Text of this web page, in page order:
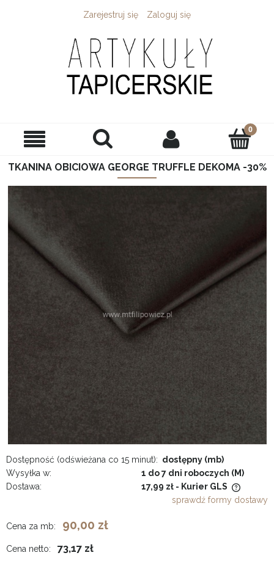
Zarejestruj się Zaloguj się
TKANINA OBICIOWA GEORGE TRUFFLE DEKOMA -30%
Dostępność (odświeżana co 15 minut): dostępny (mb)
Wysyłka w:
1 do 7 dni roboczych (M)
Dostawa:
17,99 zł - Kurier GLS
Cena nie zawiera ewentualnych kosztów płatności
sprawdź formy dostawy
Cena za mb: 90,00 zł
Cena netto: 73,17 zł